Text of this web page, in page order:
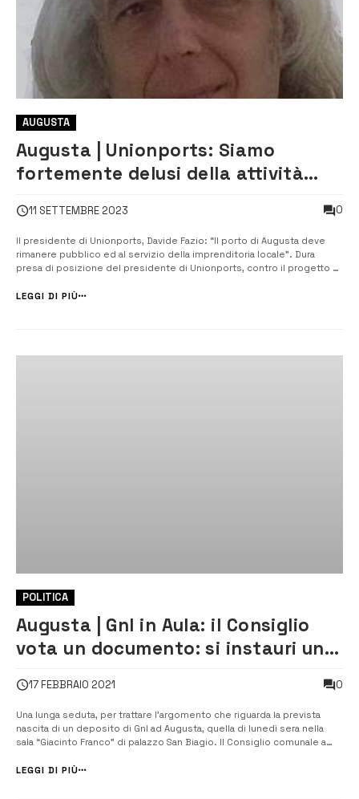
AUGUSTA
Augusta | Unionports: Siamo
fortemente delusi della attività
11 SETTEMBRE 2023 0
Il presidente di Unionports, Davide Fazio: “Il porto di Augusta deve
rimanere pubblico ed al servizio della imprenditoria locale”. Dura
presa di posizione del presidente di Unionports, contro il progetto di
dei servizi di interesse generale nei porti di Augusta e Catania, che...
LEGGI DI PIÙ
POLITICA
Augusta | Gnl in Aula: il Consiglio
vota un documento: si instauri un
17 FEBBRAIO 2021 0
Una lunga seduta, per trattare l’argomento che riguarda la prevista
nascita di un deposito di Gnl ad Augusta, quella di lunedì sera nella
sala “Giacinto Franco” di palazzo San Biagio. Il Consiglio comunale a
possa instaurare un dialogo costante,...
LEGGI DI PIÙ